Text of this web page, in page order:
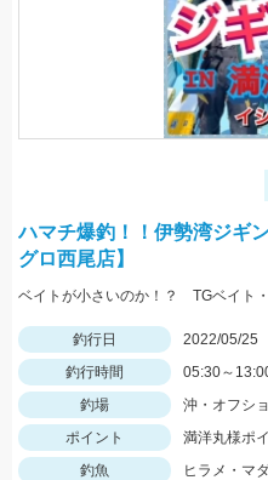
ハマチ爆釣！！伊勢湾ジギ
グロ西尾店】
釣行日
2022/05/25
釣行時間
05:30～
釣場
沖・オフシ
ポイント
満洋丸様ポ
釣魚
ヒラメ・マ